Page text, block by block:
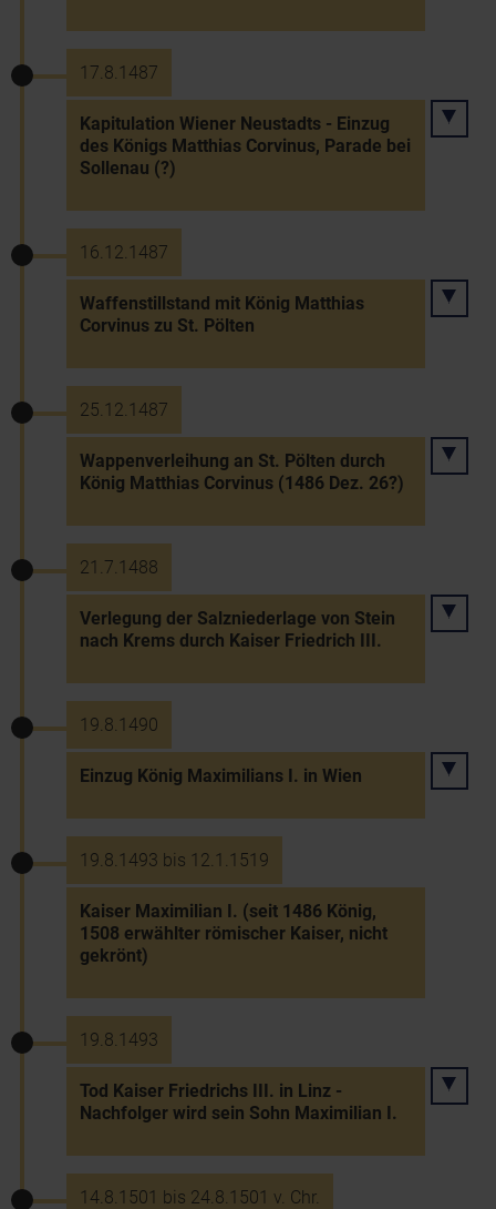
17.8.1487
Kapitulation Wiener Neustadts - Einzug
des Königs Matthias Corvinus, Parade bei
Sollenau (?)
16.12.1487
Waffenstillstand mit König Matthias
Corvinus zu St. Pölten
25.12.1487
Wappenverleihung an St. Pölten durch
König Matthias Corvinus (1486 Dez. 26?)
21.7.1488
Verlegung der Salzniederlage von Stein
nach Krems durch Kaiser Friedrich III.
19.8.1490
Einzug König Maximilians I. in Wien
19.8.1493 bis 12.1.1519
Kaiser Maximilian I. (seit 1486 König,
1508 erwählter römischer Kaiser, nicht
gekrönt)
19.8.1493
Tod Kaiser Friedrichs III. in Linz -
Nachfolger wird sein Sohn Maximilian I.
14.8.1501 bis 24.8.1501 v. Chr.